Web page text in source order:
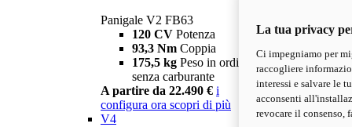
Panigale V2 FB63
120 CV Potenza
93,3 Nm Coppia
175,5 kg Peso in ordine di marcia
senza carburante
A partire da 22.490 € i
configura ora scopri di più
V4
La tua privacy
Ci impegniamo per
raccogliere
interessi e salvare le
acconsenti
revocare il consenso,